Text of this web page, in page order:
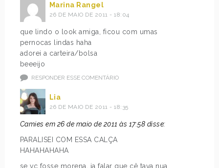
Marina Rangel
26 DE MAIO DE 2011 - 18:04
que lindo o look amiga, ficou com umas
pernocas lindas haha
adorei a carteira/bolsa
beeeijo
RESPONDER ESSE COMENTÁRIO
Lia
26 DE MAIO DE 2011 - 18:35
Camies em 26 de maio de 2011 às 17:58 disse:
PARALISEI COM ESSA CALÇA
HAHAHAHAHA
se vc fosse morena, ia falar que cê tava nua